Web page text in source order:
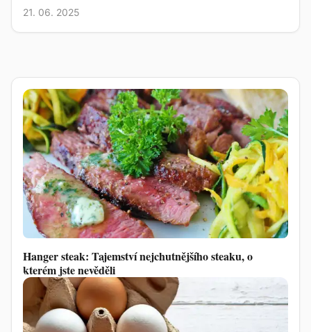
21. 06. 2025
Hanger steak: Tajemství nejchutnějšího steaku, o
kterém jste nevěděli